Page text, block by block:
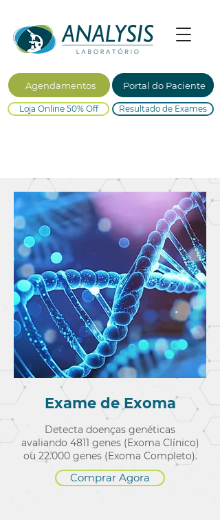
Agendamentos Portal do Paciente
Loja Online 50% Off Resultado de Exames
Exame de Exoma
Detecta doenças genéticas
avaliando 4811 genes (Exoma Clínico)
ou 22.000 genes (Exoma Completo).
Comprar Agora